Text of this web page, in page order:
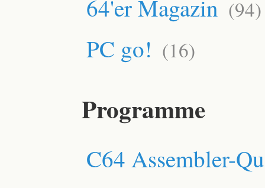
64'er Magazin (94)
PC go! (16)
Programme
C64 Assembler-